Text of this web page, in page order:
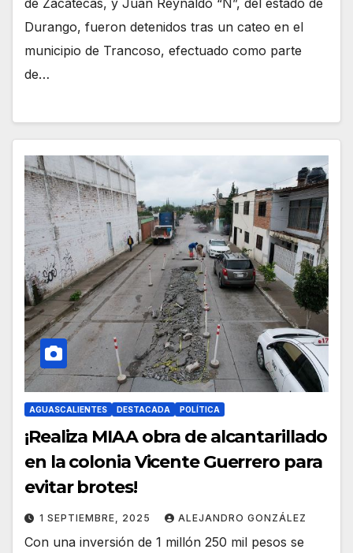
de Zacatecas, y Juan Reynaldo “N”, del estado de
Durango, fueron detenidos tras un cateo en el
municipio de Trancoso, efectuado como parte
de…
AGUASCALIENTES DESTACADA POLÍTICA
¡Realiza MIAA obra de alcantarillado
en la colonia Vicente Guerrero para
evitar brotes!
1 SEPTIEMBRE, 2025 ALEJANDRO GONZÁLEZ
Con una inversión de 1 millón 250 mil pesos se